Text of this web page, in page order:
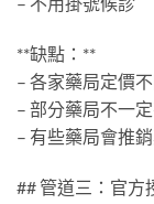
**缺點：**
– 各家藥局定價
– 部分藥局不一
– 有些藥局會推
## 管道三：官方